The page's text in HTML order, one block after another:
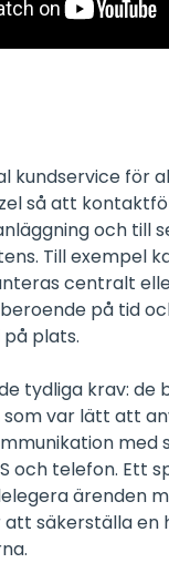
kundservice för
så att
och till
Till exempel
centralt
på tid
plats.
tydliga krav: de
var lätt att
med
och telefon. Ett
ärenden
säkerställa en